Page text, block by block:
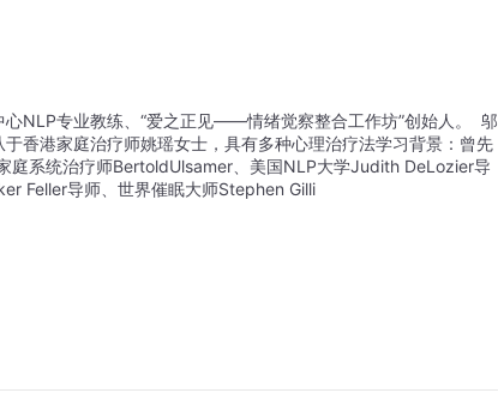
NLP专业教练、“爱之正见——情绪觉察整合工作坊”创始人。  邬
香港家庭治疗师姚瑶女士，具有多种心理治疗法学习背景：曾先
庭系统治疗师BertoldUlsamer、美国NLP大学Judith DeLozier导
Feller导师、世界催眠大师Stephen Gilli